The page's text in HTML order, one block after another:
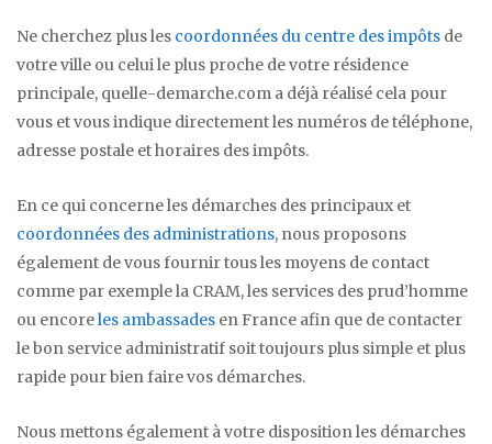
Ne cherchez plus les coordonnées du centre des impôts de
votre ville ou celui le plus proche de votre résidence
principale, quelle-demarche.com a déjà réalisé cela pour
vous et vous indique directement les numéros de téléphone,
adresse postale et horaires des impôts.
En ce qui concerne les démarches des principaux et
coordonnées des administrations, nous proposons
également de vous fournir tous les moyens de contact
comme par exemple la CRAM, les services des prud’homme
ou encoreles ambassades en France afin que de contacter
le bon service administratif soit toujours plus simple et plus
rapide pour bien faire vos démarches.
Nous mettons également à votre disposition les démarches